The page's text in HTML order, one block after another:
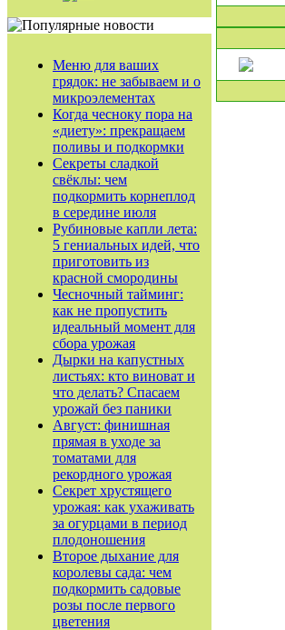
Меню для ваших
грядок: не забываем и о
микроэлементах
Когда чесноку пора на
«диету»: прекращаем
поливы и подкормки
Секреты сладкой
свёклы: чем
подкормить корнеплод
в середине июля
Рубиновые капли лета:
5 гениальных идей, что
приготовить из
красной смородины
Чесночный тайминг:
как не пропустить
идеальный момент для
сбора урожая
Дырки на капустных
листьях: кто виноват и
что делать? Спасаем
урожай без паники
Август: финишная
прямая в уходе за
томатами для
рекордного урожая
Секрет хрустящего
урожая: как ухаживать
за огурцами в период
плодоношения
Второе дыхание для
королевы сада: чем
подкормить садовые
розы после первого
цветения